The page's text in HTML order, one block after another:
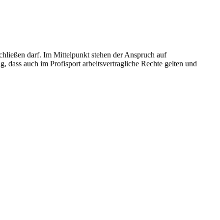
darf. Im Mittelpunkt stehen der Anspruch auf
dass auch im Profisport arbeitsvertragliche Rechte gelten und